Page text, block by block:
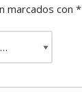
marcados con *